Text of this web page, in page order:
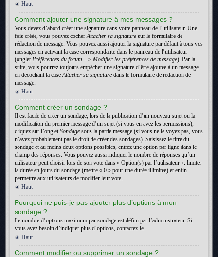
Haut
Comment ajouter une signature à mes messages ?
Vous devez d’abord créer une signature dans votre panneau de l’utilisateur. Une
fois créée, vous pouvez cocherAttacher sa signature sur le formulaire de
rédaction de message. Vous pouvez aussi ajouter la signature par défaut à tous vos
messages en activant la case correspondante dans le panneau de l’utilisateur
(ongletPréférences du forum --> Modifier les préférences de message). Par la
suite, vous pourrez toujours empêcher une signature d’être ajoutée à un message
en décochant la caseAttacher sa signature dans le formulaire de rédaction de
message.
Haut
Comment créer un sondage ?
Il est facile de créer un sondage, lors de la publication d’un nouveau sujet ou la
modification du premier message d’un sujet (si vous en avez les permissions),
cliquez sur l’ongletSondage sous la partie message (si vous ne le voyez pas, vous
n’avez probablement pas le droit de créer des sondages). Saisissez le titre du
sondage et au moins deux options possibles, entrez une option par ligne dans le
champ des réponses. Vous pouvez aussi indiquer le nombre de réponses qu’un
utilisateur peut choisir lors de son vote dans « Option(s) par l’utilisateur », limiter
la durée en jours du sondage (mettre « 0 » pour une durée illimitée) et enfin
permettre aux utilisateurs de modifier leur vote.
Haut
Pourquoi ne puis-je pas ajouter plus d’options à mon
sondage ?
Le nombre d’options maximum par sondage est défini par l’administrateur. Si
vous avez besoin d’indiquer plus d’options, contactez-le.
Haut
Comment modifier ou supprimer un sondage ?